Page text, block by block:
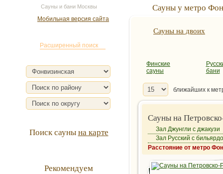
Сауны у метро
Сауны на двоих
Финские
сауны
бани
ближайших к
Сауны на
Зал Джунгли с джакузи
Зал Русский с
Расстояние от метро
Сауны и бани Москвы
Мобильная версия сайта
Расширенный поиск
Поиск саунына карте
Рекомендуем